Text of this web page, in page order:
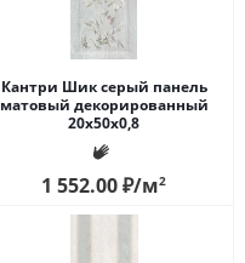
Кантри Шик серый панель
матовый декорированный
20x50x0,8
1 552.00₽/м2